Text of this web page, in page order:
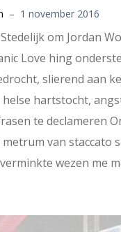
– 1 november 2016
om Jordan
Love hing
slierend aan
hartstocht,
te declameren
van staccato
wezen me